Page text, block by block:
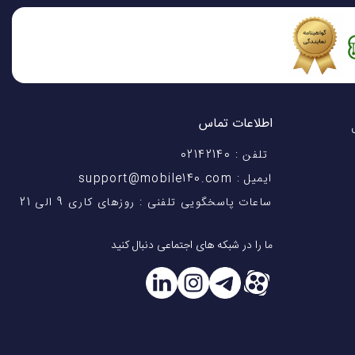
این پاوربانک از پورت‌های خروجی مختلف شامل ۵ ولت-۲.۴ آمپر، ۹ ولت-۲.۲۲ آمپر و ۱۲ ولت-۱.۶۷ آمپر پشتیبانی می‌کند که حداکثر توان خروجی آن ۲۰ وات
همزمان و با
به راحتی در جیببا 28 سال اطلاعات تماس
تلفن : 02142140
ایمیل : support@mobile140.com
ساعات پاسخگویی تلفنی : روزهای کاری 9 الی 21
ما را در شبکه های اجتماعی دنبال کنید